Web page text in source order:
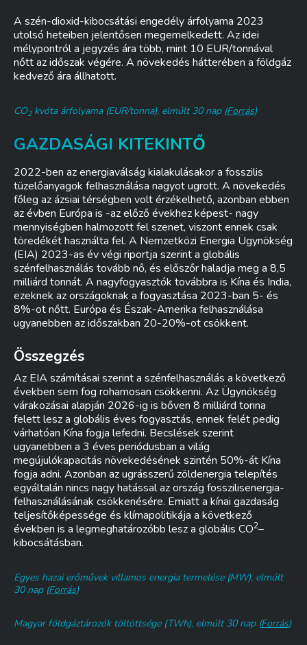
A szén-dioxid-kibocsátási engedély árfolyama 2023
utolsó heteiben jelentősen megemelkedett. Az idei
mélypontról a jegyzés ára több, mint 10 EUR/tonnával
nőtt az időszak végére. A növekedés hátterében a földgáz
kedvező ára állhatott.
CO2kvóta árfolyama (EUR/tonna), elmúlt 30 nap (Forrás)
GAZDASÁGI KITEKINTŐ
2022-ben az energiaválság kialakulásakor a fosszilis
tüzelőanyagok felhasználása nagyot ugrott. A növekedés
főleg az ázsiai térségben volt érzékelhető, azonban ebben
az évben Európa is -az előző évekhez képest- nagy
mennyiségben halmozott fel szenet, viszont ennek csak
töredékét használta fel. A Nemzetközi Energia Ügynökség
(EIA) 2023-as év végi riportja szerint a globális
szénfelhasználás tovább nő, és előszőr haladja meg a 8,5
milliárd tonnát. A nagyfogyasztók továbbra is Kína és India,
ezeknek az országoknak a fogyasztása 2023-ban 5- és
8%-ot nőtt. Európa és Észak-Amerika felhasználása
ugyanebben az időszakban 20-20%-ot csökkent.
Összegzés
Az EIA számításai szerint a szénfelhasználás a következő
években sem fog rohamosan csökkenni. Az Ügynökség
várakozásai alapján 2026-ig is bőven 8 milliárd tonna
felett lesz a globális éves fogyasztás, ennek felét pedig
várhatóan Kína fogja lefedni. Becslések szerint
ugyanebben a 3 éves periódusban a világ
megújulókapacitás növekedésének szintén 50%-át Kína
fogja adni. Azonban az ugrásszerű zöldenergia telepítés
egyáltalán nincs nagy hatással az ország fosszilisenergia-
felhasználásának csökkenésére. Emiatt a kínai gazdaság
teljesítőképessége és klímapolitikája a következő
években is a legmeghatározóbb lesz a globális CO2–
kibocsátásban.
Egyes hazai erőművek villamos energia termelése (MW), elmúlt
30 nap (Forrás)
Magyar földgáztározók töltöttsége (TWh), elmúlt 30 nap (Forrás)